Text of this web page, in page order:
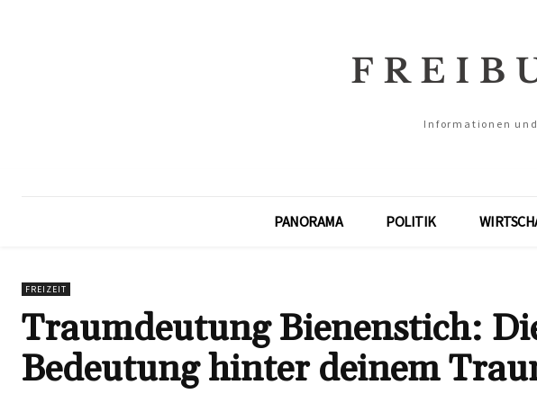
Informationen
PANORAMA POLITIK
FREIZEIT
Traumdeutung Bienenstich:
Bedeutung hinter deinem